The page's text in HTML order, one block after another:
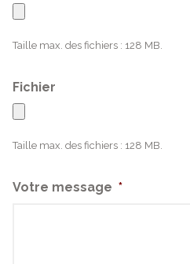
Taille max. des fichiers : 128 MB.
Fichier
Taille max. des fichiers : 128 MB.
Votre message *